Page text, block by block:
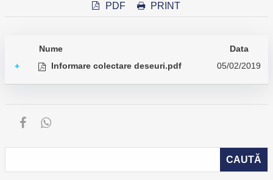
PDF PRINT
Nume
Data
+
Informare colectare deseuri.pdf 05/02/2019